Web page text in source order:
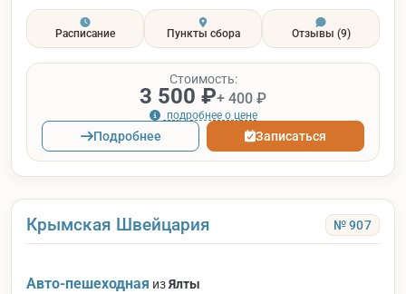
Расписание Пункты сбора Отзывы (9)
Стоимость:
3 500 ₽+ 400 ₽
подробнее о цене
Подробнее Записаться
Крымская Швейцария № 907
Авто-пешеходная изЯлты